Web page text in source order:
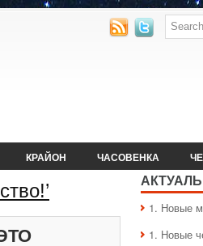
КРАЙОН ЧАСОВЕНКА
1. Hовые
1. Hовые